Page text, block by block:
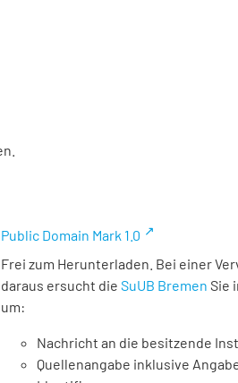
Public Domain Mark 1.0
Frei zum Herunterladen. Bei einer
daraus ersucht die SuUB Bremen Sie
um:
Nachricht an die besitzende
Quellenangabe inklusive